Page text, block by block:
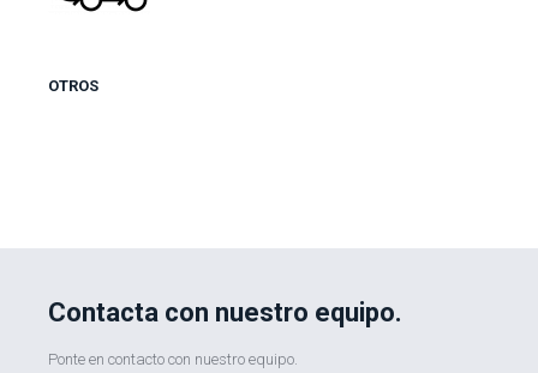
OTROS
Contacta con nuestro equipo.
Ponte en contacto con nuestro equipo.